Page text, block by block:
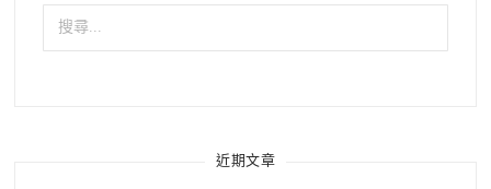
搜
鍵
近期文章